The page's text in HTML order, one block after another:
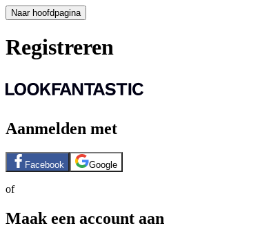
Naar hoofdpagina
Registreren
Aanmelden met
Facebook Google
of
Maak een account aan